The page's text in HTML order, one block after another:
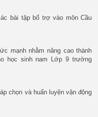
bài tập bổ trợ vào môn Cầu
mạnh nhằm nâng cao thành
học sinh nam Lớp 9 trường
chọn và huấn luyện vận động